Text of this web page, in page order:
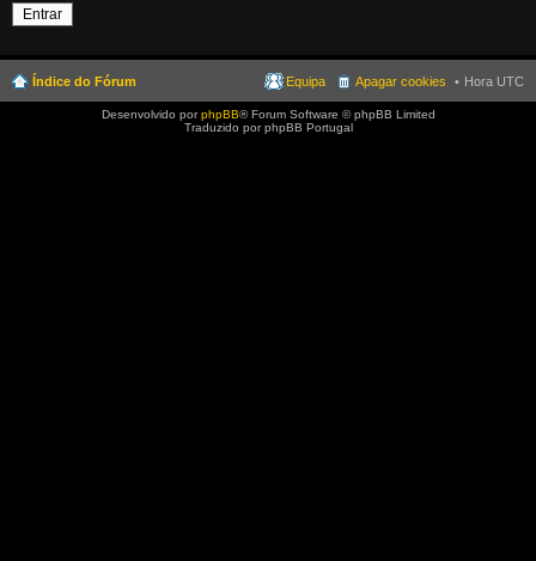
Entrar
Índice do Fórum Hora UTC
Apagar cookies
Equipa
Desenvolvido porphpBB® Forum Software © phpBB Limited
Traduzido por phpBB Portugal